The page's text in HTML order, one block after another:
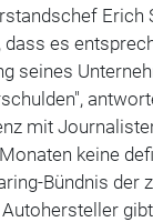
Erich
dass es
seines
mit
keine
Bündnis der